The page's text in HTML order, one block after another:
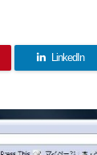
LinkedIn